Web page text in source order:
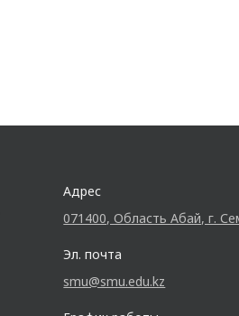
Адрес
071400, Область Абай, г.
Эл. почта
smu@smu.edu.kz